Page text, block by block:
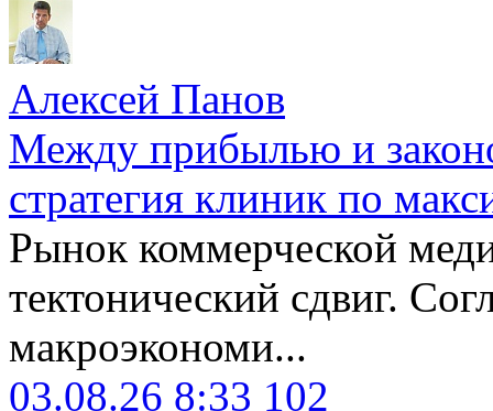
Алексей Панов
Между прибылью и
стратегия клиник по
Рынок коммерческой
тектонический сдвиг.
макроэкономи...
03.08.26 8:33 102